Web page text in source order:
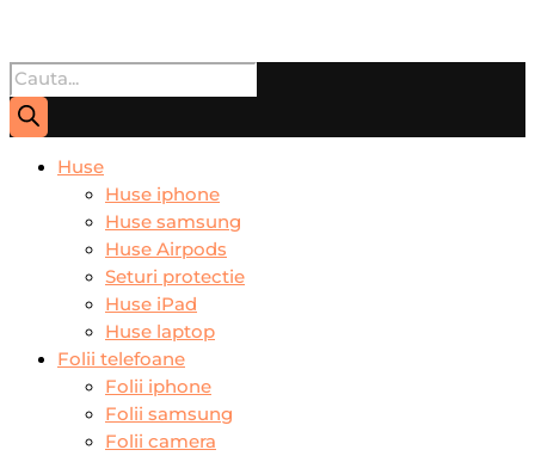
Products
search
Huse
Huse iphone
Huse samsung
Huse Airpods
Seturi protectie
Huse iPad
Huse laptop
Folii telefoane
Folii iphone
Folii samsung
Folii camera